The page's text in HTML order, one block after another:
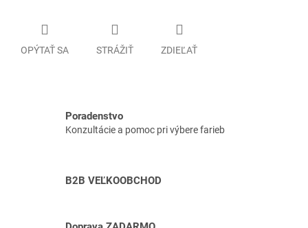
OPÝTAŤ SA STRÁŽIŤ ZDIEĽAŤ
Poradenstvo
Konzultácie a pomoc pri výbere farieb
B2B VEĽKOOBCHOD